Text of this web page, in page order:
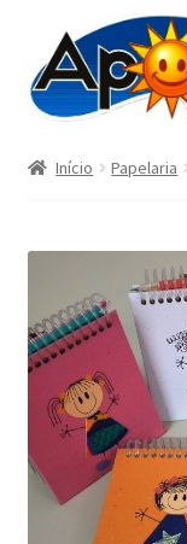
Pular
para
navegação
Pular
para
o
conteúdo
DOAÇÃO
Blog
Papelaria
Pedraria
Contato
Início Papelaria